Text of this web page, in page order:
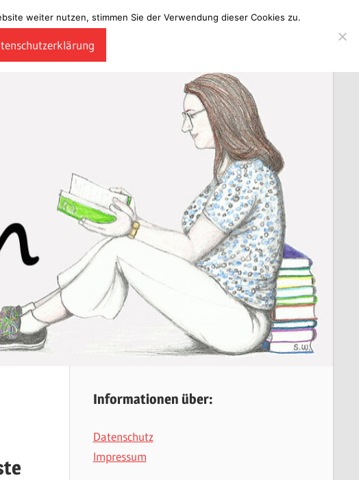
Informationen über:
Datenschutz
Impressum
weiter nutzen, stimmen Sie der Verwendung dieser Cookies zu.